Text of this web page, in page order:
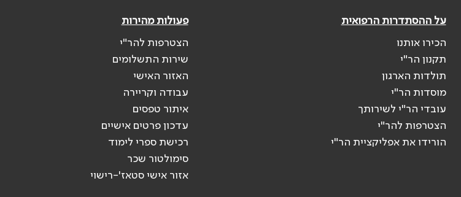
על ההסתדרות הרפואית
הכירו אותנו
תקנון הר"י
תולדות הארגון
מוסדות הר"י
עובדי הר"י לשירותך
הצטרפות להר"י
הורידו את אפליקציית הר"י
פעולות מהירות
הצטרפות להר"י
שירות התשלומים
האזור האישי
עבודה וקריירה
איתור טפסים
עדכון פרטים אישיים
רכישת ספרי לימוד
סימולטור שכר
אזור אישי סטאז'-רישוי